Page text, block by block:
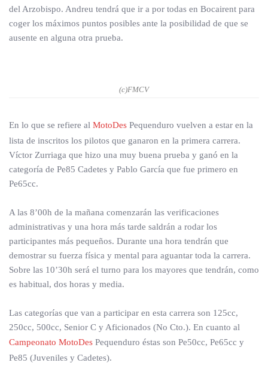
del Arzobispo. Andreu tendrá que ir a por todas en Bocairent para
coger los máximos puntos posibles ante la posibilidad de que se
ausente en alguna otra prueba.
(c)FMCV
En lo que se refiere al MotoDes Pequenduro vuelven a estar en la
lista de inscritos los pilotos que ganaron en la primera carrera.
Víctor Zurriaga que hizo una muy buena prueba y ganó en la
categoría de Pe85 Cadetes y Pablo García que fue primero en
Pe65cc.
A las 8’00h de la mañana comenzarán las verificaciones
administrativas y una hora más tarde saldrán a rodar los
participantes más pequeños. Durante una hora tendrán que
demostrar su fuerza física y mental para aguantar toda la carrera.
Sobre las 10’30h será el turno para los mayores que tendrán, como
es habitual, dos horas y media.
Las categorías que van a participar en esta carrera son 125cc,
250cc, 500cc, Senior C y Aficionados (No Cto.). En cuanto al
Campeonato MotoDes Pequenduro éstas son Pe50cc, Pe65cc y
Pe85 (Juveniles y Cadetes).